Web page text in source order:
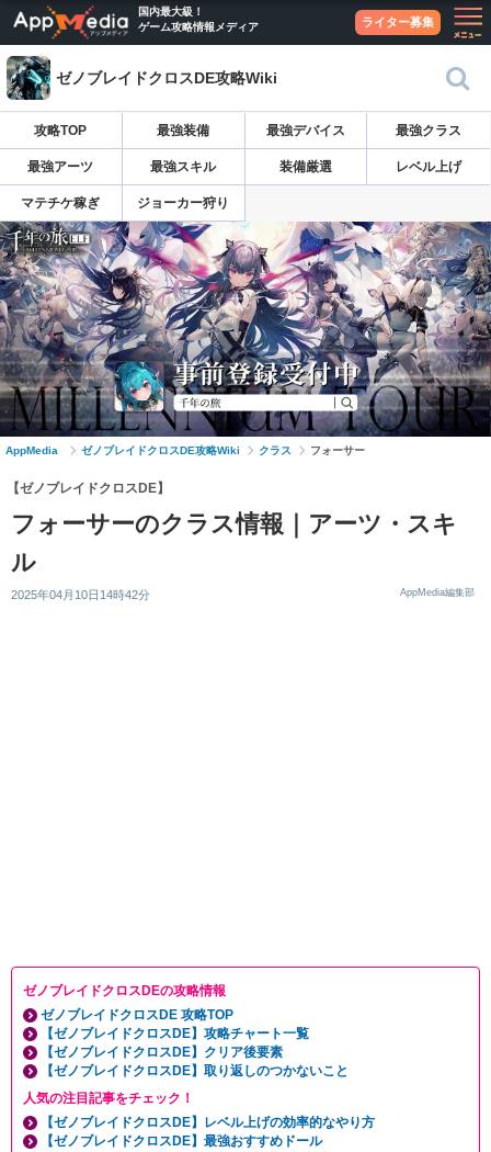
国内最大級！
ゲーム攻略情報メディア
ライター募集
ゼノブレイドクロスDE攻略Wiki
攻略TOP 最強装備 最強デバイス 最強クラス
最強アーツ 最強スキル 装備厳選 レベル上げ
マテチケ稼ぎ ジョーカー狩り
AppMedia ゼノブレイドクロスDE攻略Wiki クラス フォーサー
【ゼノブレイドクロスDE】
フォーサーのクラス情報｜アーツ・スキ
ル
2025年04月10日14時42分 AppMedia編集部
ゼノブレイドクロスDEの攻略情報
ゼノブレイドクロスDE 攻略TOP
【ゼノブレイドクロスDE】攻略チャート一覧
【ゼノブレイドクロスDE】クリア後要素
【ゼノブレイドクロスDE】取り返しのつかないこと
人気の注目記事をチェック！
【ゼノブレイドクロスDE】レベル上げの効率的なやり方
【ゼノブレイドクロスDE】最強おすすめドール